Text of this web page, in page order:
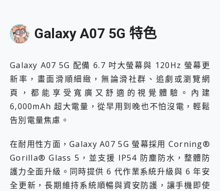
Galaxy A07 5G 特色
Galaxy A07 5G 配備 6.7 吋大螢幕與 120Hz 螢幕更
新率，畫面滑順細緻，無論滑社群、追劇或瀏覽網
頁，都能享受寬廣又舒適的視覺體驗。內建
6,000mAh 超大電量，從早用到晚也不怕沒電，輕鬆
告別電量焦慮。
在耐用性方面，Galaxy A07 5G 螢幕採用 Corning®
Gorilla® Glass 5，並支援 IP54 防塵防水，整體防
護力全面升級。同時提供 6 代作業系統升級與 6 年安
全更新，長期維持系統順暢與資安防護，讓手機即使